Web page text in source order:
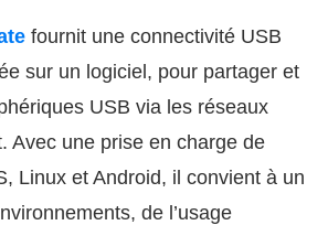
fournit une connectivité USB
sur un logiciel, pour partager et
USB via les réseaux
Avec une prise en charge de
Linux et Android, il convient à un
de l’usage